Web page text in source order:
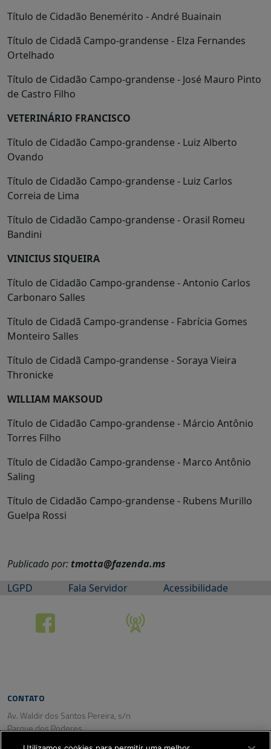
Título de Cidadão Benemérito - André Buainain
Título de Cidadã Campo-grandense - Elza Fernandes
Ortelhado
Título de Cidadão Campo-grandense - José Mauro Pinto
de Castro Filho
VETERINÁRIO FRANCISCO
Título de Cidadão Campo-grandense - Luiz Alberto
Ovando
Título de Cidadão Campo-grandense - Luiz Carlos
Correia de Lima
Título de Cidadão Campo-grandense - Orasil Romeu
Bandini
VINICIUS SIQUEIRA
Título de Cidadão Campo-grandense - Antonio Carlos
Carbonaro Salles
Título de Cidadã Campo-grandense - Fabrícia Gomes
Monteiro Salles
Título de Cidadã Campo-grandense - Soraya Vieira
Thronicke
WILLIAM MAKSOUD
Título de Cidadão Campo-grandense - Márcio Antônio
Torres Filho
Título de Cidadão Campo-grandense - Marco Antônio
Saling
Título de Cidadão Campo-grandense - Rubens Murillo
Guelpa Rossi
Publicado por: tmotta@fazenda.ms
LGPD
Fala Servidor Acessibilidade
CONTATO
Av. Waldir dos Santos Pereira, s/n
Parque dos Poderes